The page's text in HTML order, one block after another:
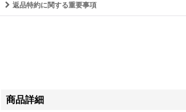
返品特約に関する重要事項
商品詳細